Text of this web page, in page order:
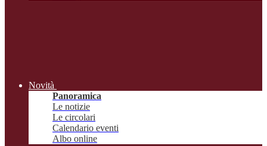
Novità
Panoramica
Le notizie
Le circolari
Calendario eventi
Albo online